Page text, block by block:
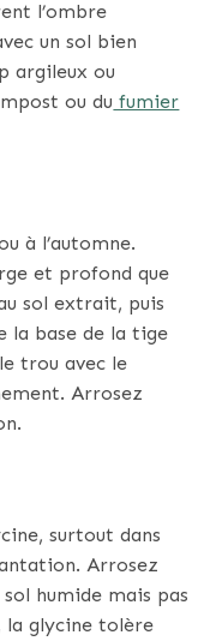
l’ombre
un sol bien
argileux ou
ou du fumier
à l’automne.
et profond que
sol extrait, puis
la base de la tige
trou avec le
Arrosez
surtout dans
Arrosez
humide mais pas
la glycine tolère